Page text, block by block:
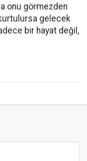
onu görmezden
gelecek
bir hayat değil,